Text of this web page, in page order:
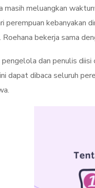
meluangkan
perempuan kebanyakan
bekerja sama
dan penulis
dapat dibaca seluruh